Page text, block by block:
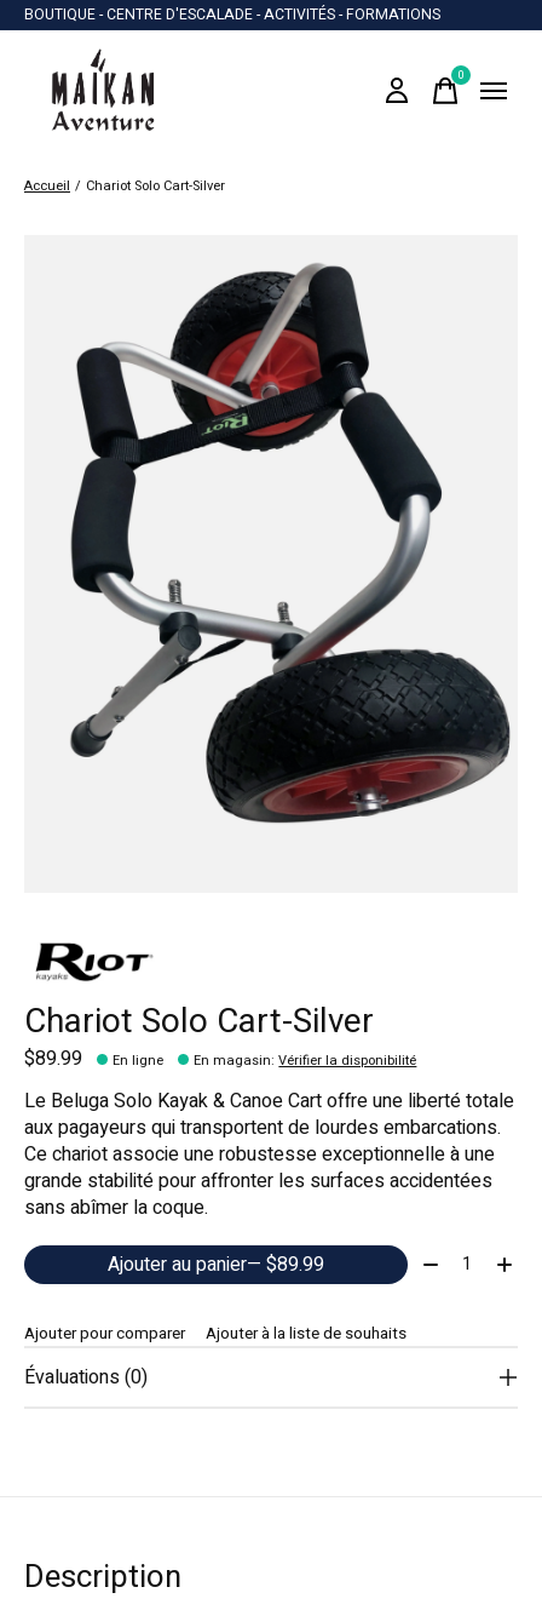
BOUTIQUE - CENTRE D'ESCALADE - ACTIVITÉS - FORMATIONS
0items
Accueil / Chariot Solo Cart-Silver
Chariot Solo Cart-Silver
$89.99 En ligne En magasin:Vérifier la disponibilité
Le Beluga Solo Kayak & Canoe Cart offre une liberté totale
aux pagayeurs qui transportent de lourdes embarcations.
Ce chariot associe une robustesse exceptionnelle à une
grande stabilité pour affronter les surfaces accidentées
sans abîmer la coque.
Ajouter au panier
— $89.99 Quantité:
Ajouter pour comparer Ajouter à la liste de souhaits
Évaluations (0)
Description